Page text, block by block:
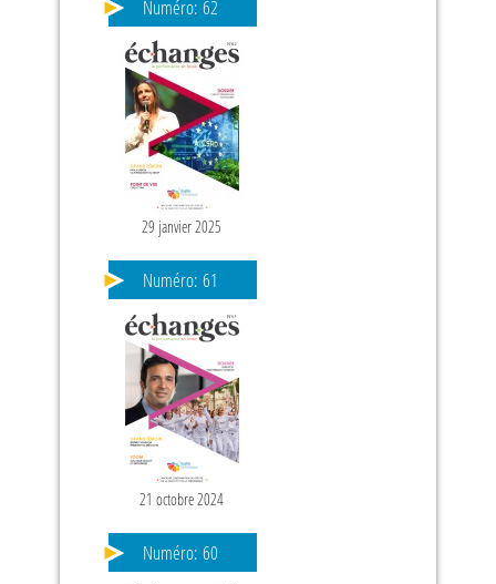
Numéro: 62
29 janvier 2025
Numéro: 61
21 octobre 2024
Numéro: 60